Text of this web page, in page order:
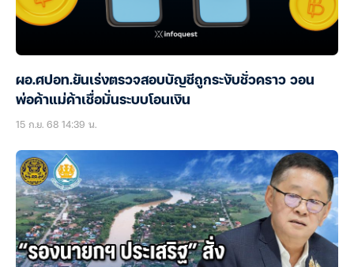
ผอ.ศปอท.ยันเร่งตรวจสอบบัญชีถูกระงับชั่วคราว วอน
พ่อค้าแม่ค้าเชื่อมั่นระบบโอนเงิน
15 ก.ย. 68 14:39 น.